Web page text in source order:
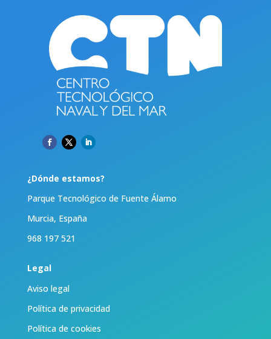
¿Dónde estamos?
Parque Tecnológico de Fuente Álamo
Murcia, España
968 197 521
Legal
Aviso legal
Política de privacidad
Política de cookies